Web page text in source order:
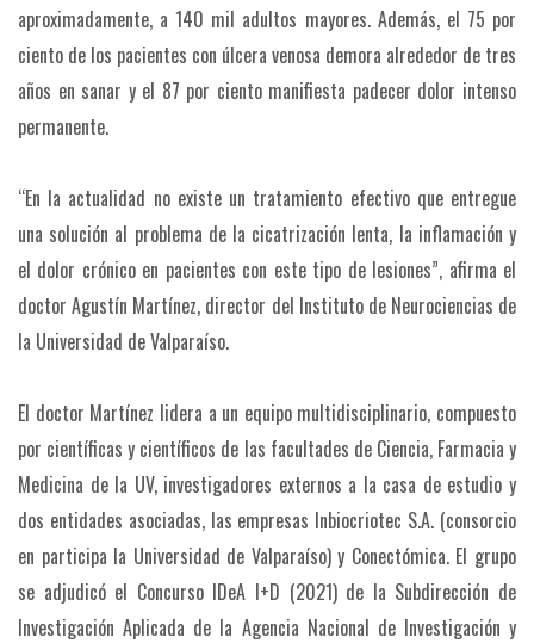
aproximadamente, a 140 mil adultos mayores. Además, el 75 por
ciento de los pacientes con úlcera venosa demora alrededor de tres
años en sanar y el 87 por ciento manifiesta padecer dolor intenso
permanente.
“En la actualidad no existe un tratamiento efectivo que entregue
una solución al problema de la cicatrización lenta, la inflamación y
el dolor crónico en pacientes con este tipo de lesiones”, afirma el
doctor Agustín Martínez, director del Instituto de Neurociencias de
la Universidad de Valparaíso.
El doctor Martínez lidera a un equipo multidisciplinario, compuesto
por científicas y científicos de las facultades de Ciencia, Farmacia y
Medicina de la UV, investigadores externos a la casa de estudio y
dos entidades asociadas, las empresas Inbiocriotec S.A. (consorcio
en participa la Universidad de Valparaíso) y Conectómica. El grupo
se adjudicó el Concurso IDeA I+D (2021) de la Subdirección de
Investigación Aplicada de la Agencia Nacional de Investigación y